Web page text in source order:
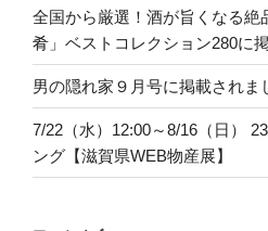
全国から厳選！酒が旨くなる絶
肴」ベストコレクション280に
男の隠れ家９月号に掲載されま
7/22（水）12:00～8/16（日）
ング【滋賀県WEB物産展】